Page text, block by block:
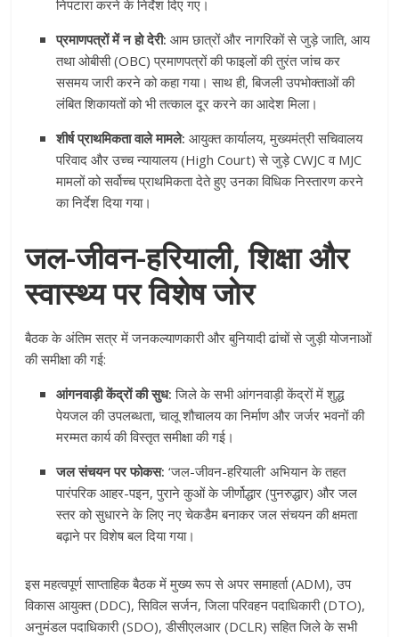
निपटारा करने के निर्देश दिए गए।
प्रमाणपत्रों में न हो देरी: आम छात्रों और नागरिकों से जुड़े जाति, आय
तथा ओबीसी (OBC) प्रमाणपत्रों की फाइलों की तुरंत जांच कर
ससमय जारी करने को कहा गया। साथ ही, बिजली उपभोक्ताओं की
लंबित शिकायतों को भी तत्काल दूर करने का आदेश मिला।
शीर्ष प्राथमिकता वाले मामले: आयुक्त कार्यालय, मुख्यमंत्री सचिवालय
परिवाद और उच्च न्यायालय (High Court) से जुड़े CWJC व MJC
मामलों को सर्वोच्च प्राथमिकता देते हुए उनका विधिक निस्तारण करने
का निर्देश दिया गया।
जल-जीवन-हरियाली, शिक्षा और
स्वास्थ्य पर विशेष जोर
बैठक के अंतिम सत्र में जनकल्याणकारी और बुनियादी ढांचों से जुड़ी योजनाओं
की समीक्षा की गई:
आंगनवाड़ी केंद्रों की सुध: जिले के सभी आंगनवाड़ी केंद्रों में शुद्ध
पेयजल की उपलब्धता, चालू शौचालय का निर्माण और जर्जर भवनों की
मरम्मत कार्य की विस्तृत समीक्षा की गई।
जल संचयन पर फोकस: ‘जल-जीवन-हरियाली’ अभियान के तहत
पारंपरिक आहर-पइन, पुराने कुओं के जीर्णोद्धार (पुनरुद्धार) और जल
स्तर को सुधारने के लिए नए चेकडैम बनाकर जल संचयन की क्षमता
बढ़ाने पर विशेष बल दिया गया।
इस महत्वपूर्ण साप्ताहिक बैठक में मुख्य रूप से अपर समाहर्ता (ADM), उप
विकास आयुक्त (DDC), सिविल सर्जन, जिला परिवहन पदाधिकारी (DTO),
अनुमंडल पदाधिकारी (SDO), डीसीएलआर (DCLR) सहित जिले के सभी